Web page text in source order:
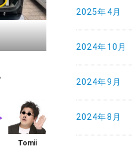
2025年4月
2024年10月
2024年9月
2024年8月